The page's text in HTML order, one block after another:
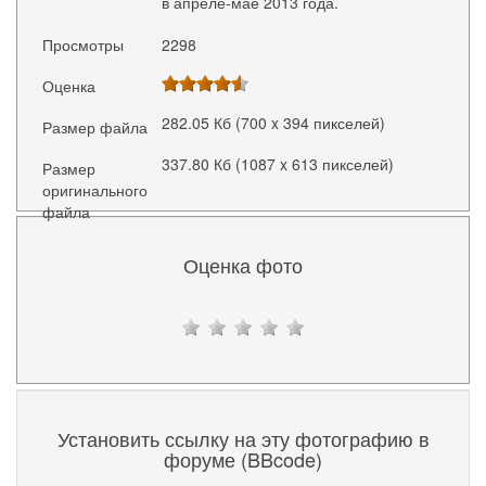
Просмотры
2298
Оценка
Размер файла
282.05 Кб (700 x 394 пикселей)
Размер
оригинального
файла
337.80 Кб (1087 x 613 пикселей)
Оценка фото
Установить ссылку на эту фотографию в
форуме (BBcode)